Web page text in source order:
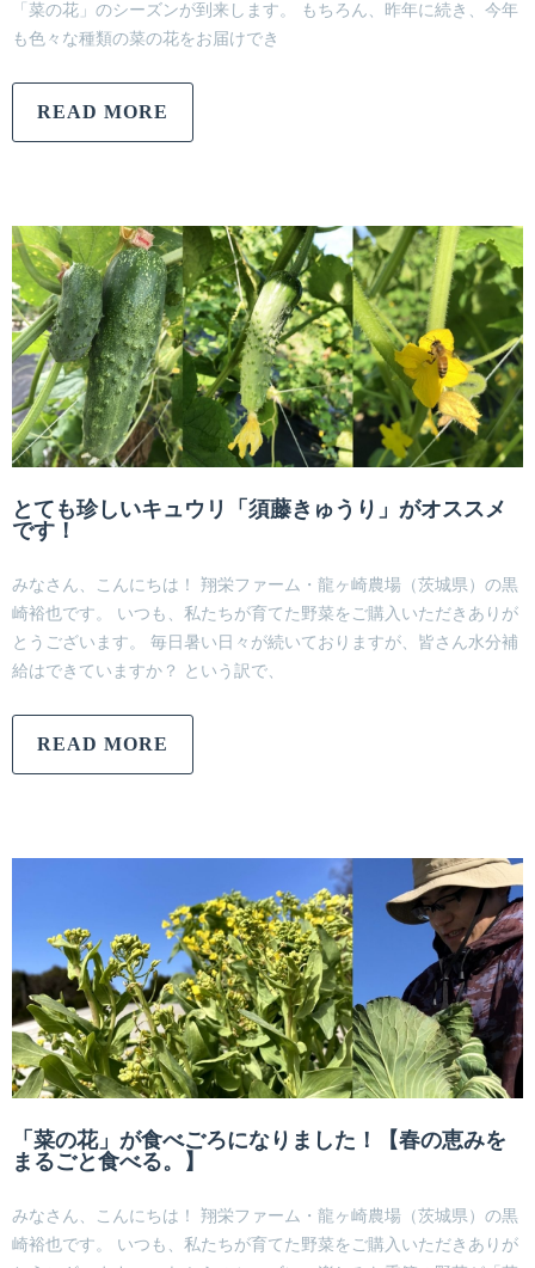
「菜の花」のシーズンが到来します。 もちろん、昨年に続き、今年
も色々な種類の菜の花をお届けでき
READ MORE
とても珍しいキュウリ「須藤きゅうり」がオススメ
です！
みなさん、こんにちは！ 翔栄ファーム・龍ヶ崎農場（茨城県）の黒
崎裕也です。 いつも、私たちが育てた野菜をご購入いただきありが
とうございます。 毎日暑い日々が続いておりますが、皆さん水分補
給はできていますか？ という訳で、
READ MORE
「菜の花」が食べごろになりました！【春の恵みを
まるごと食べる。】
みなさん、こんにちは！ 翔栄ファーム・龍ヶ崎農場（茨城県）の黒
崎裕也です。 いつも、私たちが育てた野菜をご購入いただきありが